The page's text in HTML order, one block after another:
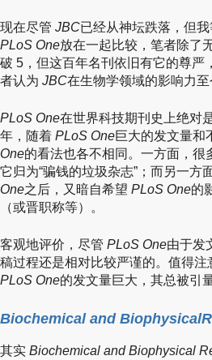
现在尽管 JBC已经从神坛跌落，但
PLoS One放在一起比较，笔者除了
破 5，但这百年名刊依旧有它的尊严
者认为 JBC在生物学领域的影响力至
PLoS One在世界科技期刊史上绝对
年，随着 PLoS One巨大的发文量和
One的看法也各不相同。一方面，很
它归为“骗钱的垃圾杂志”；而另一
One之后，又暗自希望 PLoS One的
（或晋职称等）。
客观地评价，尽管 PLoS One由于发
稿过程还是相对比较严谨的。值得
PLoS One的发文量巨大，其总被引
Biochemical and Biophysical
其实 Biochemical and Biophysical